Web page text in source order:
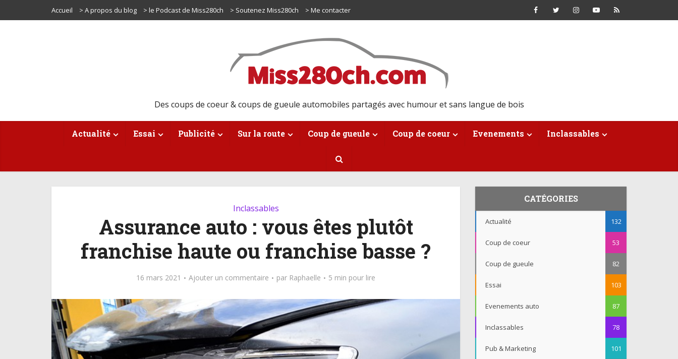
Accueil > A propos du blog > le Podcast de Miss280ch > Soutenez Miss280ch > Me contacter
Des coups de coeur & coups de gueule automobiles partagés avec humour et sans langue de bois
Actualité Essai Publicité Sur la route Coup de gueule Coup de coeur Evenements Inclassables
Inclassables
Assurance auto : vous êtes plutôt
franchise haute ou franchise basse ?
16 mars 2021 Ajouter un commentaire par Raphaelle 5 min pour lire
CATÉGORIES
Actualité 132
Coup de coeur 53
Coup de gueule 82
Essai 103
Evenements auto 87
Inclassables 78
Pub & Marketing 101